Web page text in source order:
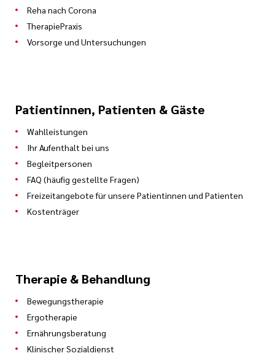
Reha nach Corona
TherapiePraxis
Vorsorge und Untersuchungen
Patientinnen, Patienten & Gäste
Wahlleistungen
Ihr Aufenthalt bei uns
Begleitpersonen
FAQ (häufig gestellte Fragen)
Freizeitangebote für unsere Patientinnen und Patienten
Kostenträger
Therapie & Behandlung
Bewegungstherapie
Ergotherapie
Ernährungsberatung
Klinischer Sozialdienst